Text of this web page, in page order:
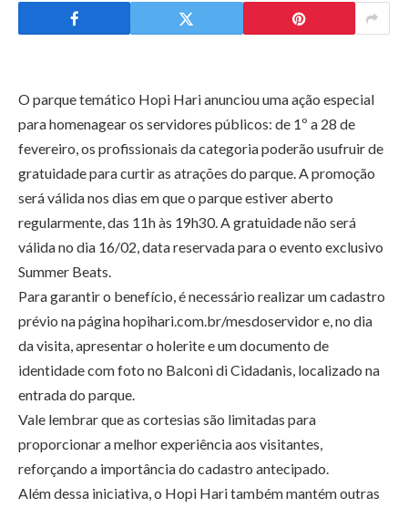
O parque temático Hopi Hari anunciou uma ação especial
para homenagear os servidores públicos: de 1º a 28 de
fevereiro, os profissionais da categoria poderão usufruir de
gratuidade para curtir as atrações do parque. A promoção
será válida nos dias em que o parque estiver aberto
regularmente, das 11h às 19h30. A gratuidade não será
válida no dia 16/02, data reservada para o evento exclusivo
Summer Beats.
Para garantir o benefício, é necessário realizar um cadastro
prévio na página hopihari.com.br/mesdoservidor e, no dia
da visita, apresentar o holerite e um documento de
identidade com foto no Balconi di Cidadanis, localizado na
entrada do parque.
Vale lembrar que as cortesias são limitadas para
proporcionar a melhor experiência aos visitantes,
reforçando a importância do cadastro antecipado.
Além dessa iniciativa, o Hopi Hari também mantém outras